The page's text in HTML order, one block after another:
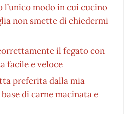
l’unico modo in cui cucino
non smette di chiedermi
il fegato con
facile e veloce
preferita dalla mia
di carne macinata e